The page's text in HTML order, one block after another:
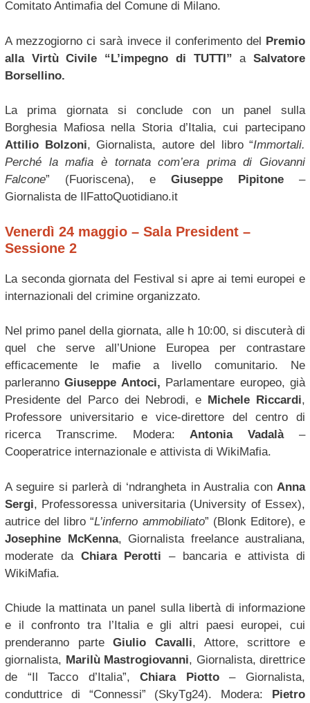
Comitato Antimafia del Comune di Milano.
A mezzogiorno ci sarà invece il conferimento del Premio
alla Virtù Civile “L’impegno di TUTTI”a Salvatore
Borsellino.
La prima giornata si conclude con un panel sulla
Borghesia Mafiosa nella Storia d’Italia, cui partecipano
Attilio Bolzoni, Giornalista, autore del libro “Immortali.
Perché la mafia è tornata com’era prima di Giovanni
Falcone” (Fuoriscena), e Giuseppe Pipitone –
Giornalista de IlFattoQuotidiano.it
Venerdì 24 maggio – Sala President –
Sessione 2
La seconda giornata del Festival si apre ai temi europei e
internazionali del crimine organizzato.
Nel primo panel della giornata, alle h 10:00, si discuterà di
quel che serve all’Unione Europea per contrastare
efficacemente le mafie a livello comunitario. Ne
parlerannoGiuseppe Antoci, Parlamentare europeo, già
Presidente del Parco dei Nebrodi, e Michele Riccardi,
Professore universitario e vice-direttore del centro di
ricerca Transcrime. Modera:Antonia Vadalà–
Cooperatrice internazionale e attivista di WikiMafia.
A seguire si parlerà di ‘ndrangheta in Australia con Anna
Sergi, Professoressa universitaria (University of Essex),
autrice del libro “L’inferno ammobiliato” (Blonk Editore), e
Josephine McKenna, Giornalista freelance australiana,
moderate da Chiara Perotti – bancaria e attivista di
WikiMafia.
Chiude la mattinata un panel sulla libertà di informazione
e il confronto tra l’Italia e gli altri paesi europei, cui
prenderanno parteGiulio Cavalli, Attore, scrittore e
giornalista, Marilù Mastrogiovanni, Giornalista, direttrice
de “Il Tacco d’Italia”,Chiara Piotto– Giornalista,
conduttrice di “Connessi” (SkyTg24). Modera: Pietro